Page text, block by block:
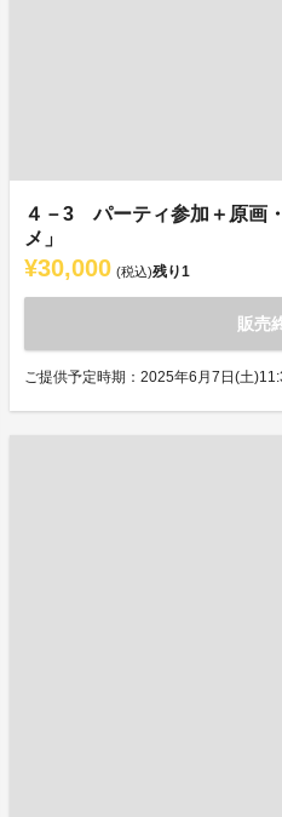
４－3 パーティ参加＋原画
メ」
¥30,000 (税込)残り1
販売
ご提供予定時期：2025年6月7日(土